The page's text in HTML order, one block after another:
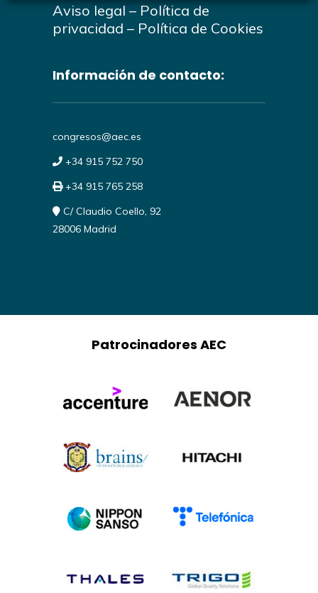
Aviso legal – Política de
privacidad – Política de Cookies
Información de contacto:
congresos@aec.es
+34 915 752 750
+34 915 765 258
C/ Claudio Coello, 92
28006 Madrid
Patrocinadores AEC